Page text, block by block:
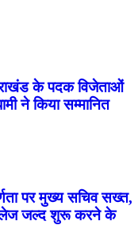
के पदक विजेताओं
ने किया सम्मानित
पर मुख्य सचिव सख्त,
जल्द शुरू करने के